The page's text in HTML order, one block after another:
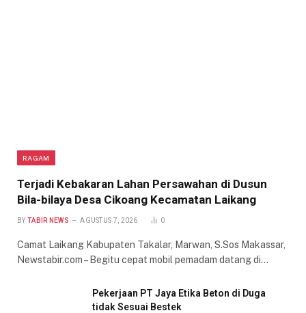
RAGAM
Terjadi Kebakaran Lahan Persawahan di Dusun
Bila-bilaya Desa Cikoang Kecamatan Laikang
BY TABIR NEWS AGUSTUS 7, 2026 0
Camat Laikang Kabupaten Takalar, Marwan, S.Sos Makassar,
Newstabir.com – Begitu cepat mobil pemadam datang di…
Pekerjaan PT Jaya Etika Beton di Duga
tidak Sesuai Bestek